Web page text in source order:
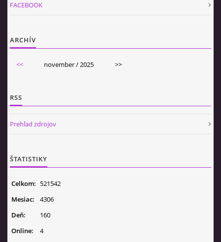
FACEBOOK
ARCHÍV
<< november / 2025 >>
RSS
Prehľad zdrojov
ŠTATISTIKY
Online: 4
Celkom: 521542
Mesiac:
4306
Deň:
160